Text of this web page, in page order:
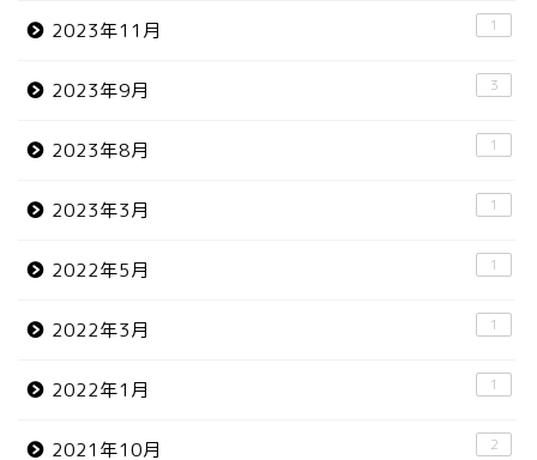
2023年11月 1
2023年9月 3
2023年8月 1
2023年3月 1
2022年5月 1
2022年3月 1
2022年1月 1
2021年10月 2